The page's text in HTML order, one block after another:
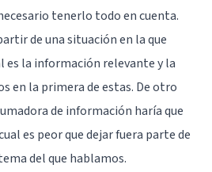
tenerlo todo en cuenta.
de una situación en la que
es la información relevante y la
en la primera de estas. De otro
de información haría que
es peor que dejar fuera parte de
del que hablamos.